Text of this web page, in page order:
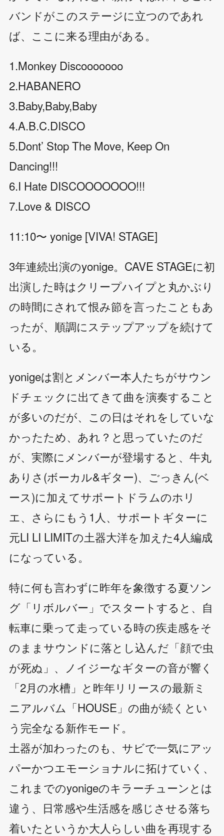
バンドがこのステージに立つのであれ
ば、ここに来る理由がある。
1.Monkey Discooooooo
2.HABANERO
3.Baby,Baby,Baby
4.A.B.C.DISCO
5.Dont’ Stop The Move, Keep On
Dancing!!!
6.I Hate DISCOOOOOOO!!!
7.Love & DISCO
11:10〜 yonige [VIVA! STAGE]
3年連続出演のyonige。CAVE STAGEに初
出演した時はクリープハイプと丸かぶり
の時間にされて恨み節を言ったこともあ
ったが、順調にステップアップを続けて
いる。
yonigeは割とメンバー本人たちがサウン
ドチェックに出てきて曲を演奏すること
が多いのだが、この日はそれをしていな
かったため、あれ？と思っていたのだ
が、実際にメンバーが登場すると、牛丸
ありさ(ボーカル&ギター)、ごっきん(ベ
ース)に加えてサポートドラムのホリ
エ、さらにもう1人、サポートギターに
元LI LI LIMITの土器大洋を加えた4人編成
になっている。
特に何も言わずに昨年を象徴する夏ソン
グ「リボルバー」でスタートすると、自
転車に乗って走っている時の疾走感をそ
のままサウンドに落とし込んだ「顔で虫
が死ぬ」、ノイジーなギターの音が響く
「2月の水槽」と昨年リリースの最新ミ
ニアルバム「HOUSE」の曲が続くとい
う完全なる新作モード。
土器が加わったのも、サビで一気にアッ
パーかつエモーショナルに拓けていく、
これまでのyonigeのキラーチューンとは
違う、日常感や生活感を感じさせる落ち
着いたというか大人らしい曲を再現する